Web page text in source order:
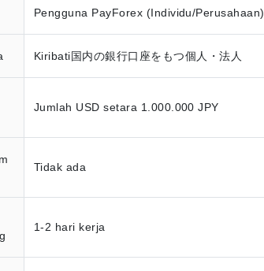
Pengguna PayForex (Individu/Perusahaan)
Kiribati国内の銀行口座をもつ個人・法人
Jumlah USD setara 1.000.000 JPY
Tidak ada
1-2 hari kerja